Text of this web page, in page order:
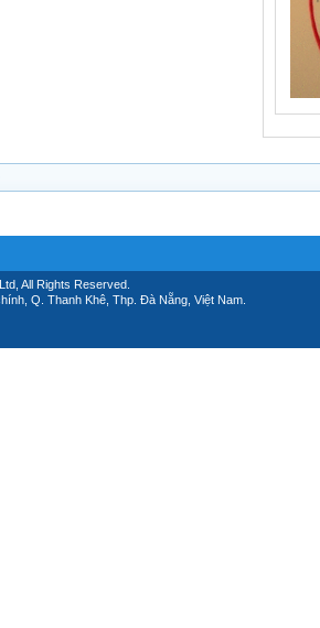
All Rights Reserved.
Q. Thanh Khê, Thp. Đà Nẵng, Việt Nam.